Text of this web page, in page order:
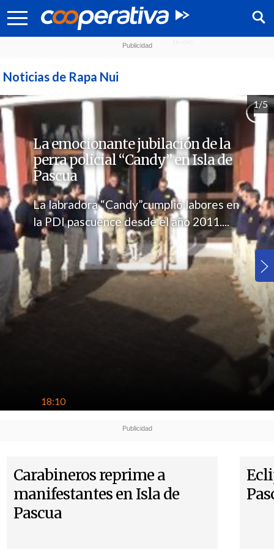
Síguenos:
Noticias de Rapa Nui
1/5
La emocionante jubilación de la
perra policial “Candy” en Isla de
Pascua
La labradora “Candy”cumplió labores en
la PDI pascuence desde el año 2011....
18:10
Carabineros reprime a
manifestantes en Isla de
Pascua